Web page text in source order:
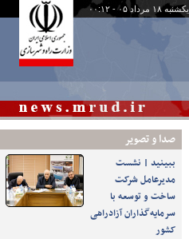
یکشنبه ۱۸ مرداد ۰۵ - ۰۰:۱۲
صدا و تصوير
ببینید | نشست
مدیرعامل شرکت
ساخت و توسعه با
سرمایه‌گذاران آزادراهی
کشور